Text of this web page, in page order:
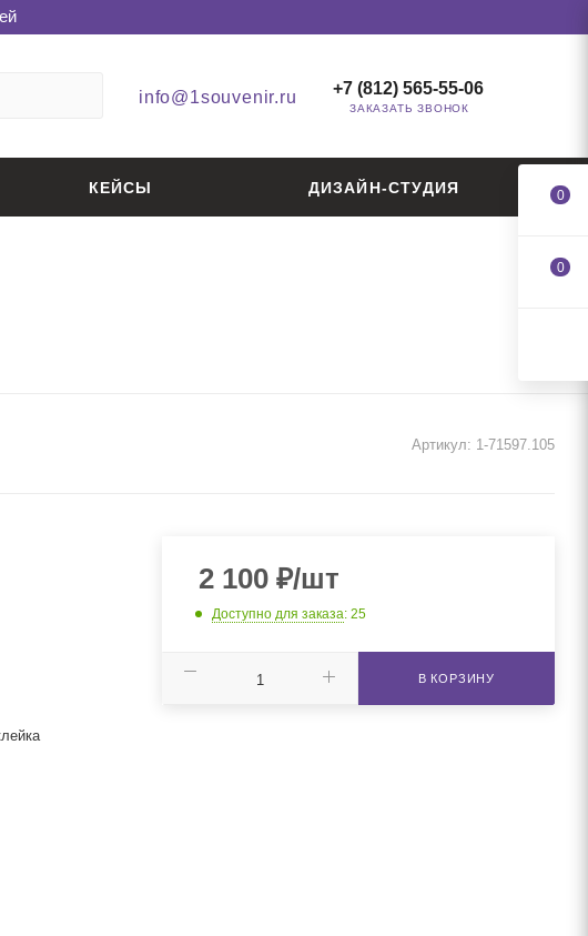
info@1souvenir.ru +7 (812) 565-55-06
ЗАКАЗАТЬ ЗВОНОК
КЕЙСЫ ДИЗАЙН-СТУДИЯ
Артикул: 1-71597.105
2 100₽/шт
Доступно для заказа: 25
В КОРЗИНУ
0
0